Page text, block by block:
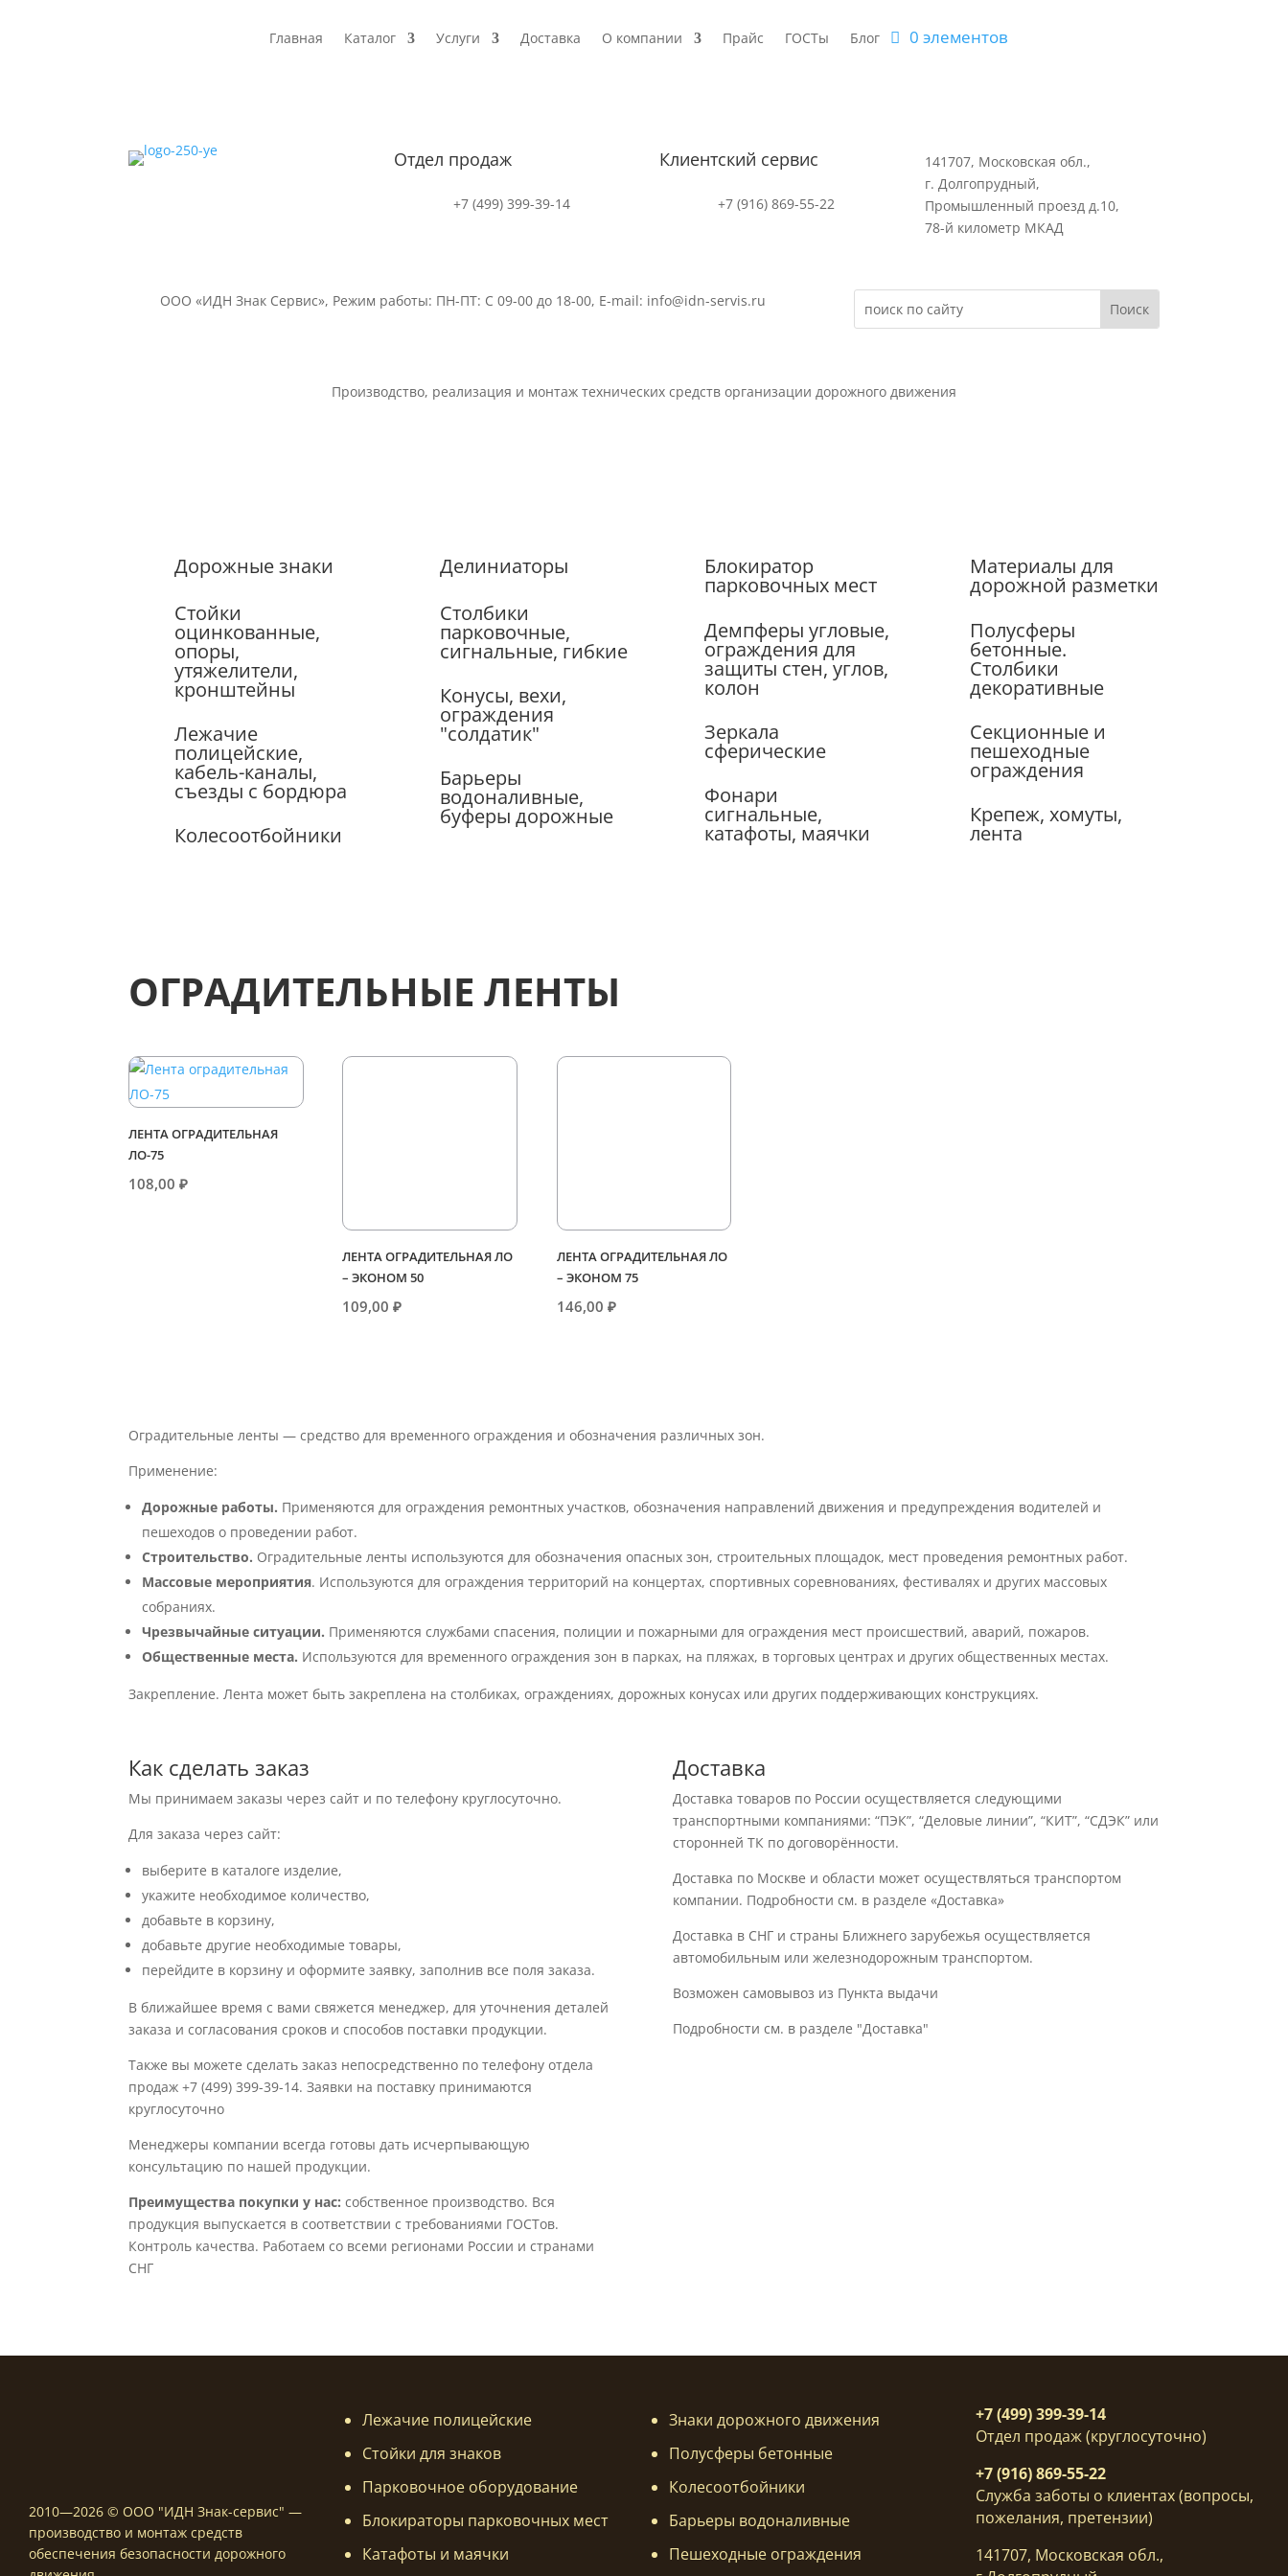
Главная Каталог Услуги Доставка О компании Прайс ГОСТы Блог 0 элементов
Отдел продаж
+7 (499) 399-39-14
Клиентский сервис
+7 (916) 869-55-22
141707, Московская обл.,
г. Долгопрудный,
Промышленный проезд д.10,
78-й километр МКАД
ООО «ИДН Знак Сервис», Режим работы: ПН-ПТ: С 09-00 до 18-00, E-mail: info@idn-servis.ru
Производство, реализация и монтаж технических средств организации дорожного движения
Дорожные знаки
Стойки
оцинкованные,
опоры,
утяжелители,
кронштейны
Лежачие
полицейские,
кабель-каналы,
съезды с бордюра
Колесоотбойники
Делиниаторы
Столбики
парковочные,
сигнальные, гибкие
Конусы, вехи,
ограждения
"солдатик"
Барьеры
водоналивные,
буферы дорожные
Блокиратор
парковочных мест
Демпферы угловые,
ограждения для
защиты стен, углов,
колон
Зеркала
сферические
Фонари
сигнальные,
катафоты, маячки
Материалы для
дорожной разметки
Полусферы
бетонные.
Столбики
декоративные
Секционные и
пешеходные
ограждения
Крепеж, хомуты,
лента
ОГРАДИТЕЛЬНЫЕ ЛЕНТЫ
ЛЕНТА ОГРАДИТЕЛЬНАЯ
ЛО-75
108,00₽
ЛЕНТА ОГРАДИТЕЛЬНАЯ ЛО
– ЭКОНОМ 50
109,00₽
ЛЕНТА ОГРАДИТЕЛЬНАЯ ЛО
– ЭКОНОМ 75
146,00 ₽
Оградительные ленты — средство для временного ограждения и обозначения различных зон.
Применение:
Дорожные работы. Применяются для ограждения ремонтных участков, обозначения направлений движения и предупреждения водителей и
пешеходов о проведении работ.
Строительство. Оградительные ленты используются для обозначения опасных зон, строительных площадок, мест проведения ремонтных работ.
Массовые мероприятия. Используются для ограждения территорий на концертах, спортивных соревнованиях, фестивалях и других массовых
собраниях.
Чрезвычайные ситуации. Применяются службами спасения, полиции и пожарными для ограждения мест происшествий, аварий, пожаров.
Общественные места. Используются для временного ограждения зон в парках, на пляжах, в торговых центрах и других общественных местах.
Закрепление. Лента может быть закреплена на столбиках, ограждениях, дорожных конусах или других поддерживающих конструкциях.
Как сделать заказ
Мы принимаем заказы через сайт и по телефону круглосуточно.
Для заказа через сайт:
выберите в каталоге изделие,
укажите необходимое количество,
добавьте в корзину,
добавьте другие необходимые товары,
перейдите в корзину и оформите заявку, заполнив все поля заказа.
В ближайшее время с вами свяжется менеджер, для уточнения деталей
заказа и согласования сроков и способов поставки продукции.
Также вы можете сделать заказ непосредственно по телефону отдела
продаж +7 (499) 399-39-14. Заявки на поставку принимаются
круглосуточно
Менеджеры компании всегда готовы дать исчерпывающую
консультацию по нашей продукции.
Преимущества покупки у нас:собственное производство. Вся
продукция выпускается в соответствии с требованиями ГОСТов.
Контроль качества. Работаем со всеми регионами России и странами
СНГ
Доставка
Доставка товаров по России осуществляется следующими
транспортными компаниями: “ПЭК”, “Деловые линии”, “КИТ”, “СДЭК” или
сторонней ТК по договорённости.
Доставка по Москве и области может осуществляться транспортом
компании. Подробности см. в разделе «Доставка»
Доставка в СНГ и страны Ближнего зарубежья осуществляется
автомобильным или железнодорожным транспортом.
Возможен самовывоз из Пункта выдачи
Подробности см. в разделе "Доставка"
2010—2026 © ООО "ИДН Знак-сервис" —
производство и монтаж средств
обеспечения безопасности дорожного
Лежачие полицейские
Стойки для знаков
Парковочное оборудование
Блокираторы парковочных мест
Катафоты и маячки
Знаки дорожного движения
Полусферы бетонные
Колесоотбойники
Барьеры водоналивные
Пешеходные ограждения
+7 (499) 399-39-14
Отдел продаж (круглосуточно)
+7 (916) 869-55-22
Служба заботы о клиентах (вопросы,
пожелания, претензии)
141707, Московская обл.,